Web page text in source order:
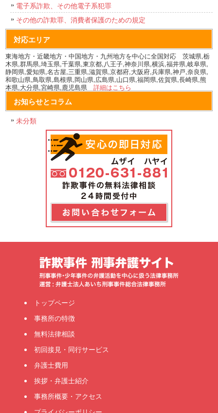
電子系詐欺、その他電子系犯罪
その他の詐欺罪、消費者保護のための規定
対応エリア
東海地方・近畿地方・中国地方・九州地方を中心に全国対応 茨城県,栃
木県,群馬県,埼玉県,千葉県,東京都,八王子,神奈川県,横浜,福井県,岐阜県,
静岡県,愛知県,名古屋,三重県,滋賀県,京都府,大阪府,兵庫県,神戸,奈良県,
和歌山県,鳥取県,島根県,岡山県,広島県,山口県,福岡県,佐賀県,長崎県,熊
本県,大分県,宮崎県,鹿児島県詳細はこちら
お知らせとコラム
未分類
トップページ
事務所の特徴
無料法律相談
初回接見・同行サービス
弁護士費用
挨拶・弁護士紹介
事務所概要・アクセス